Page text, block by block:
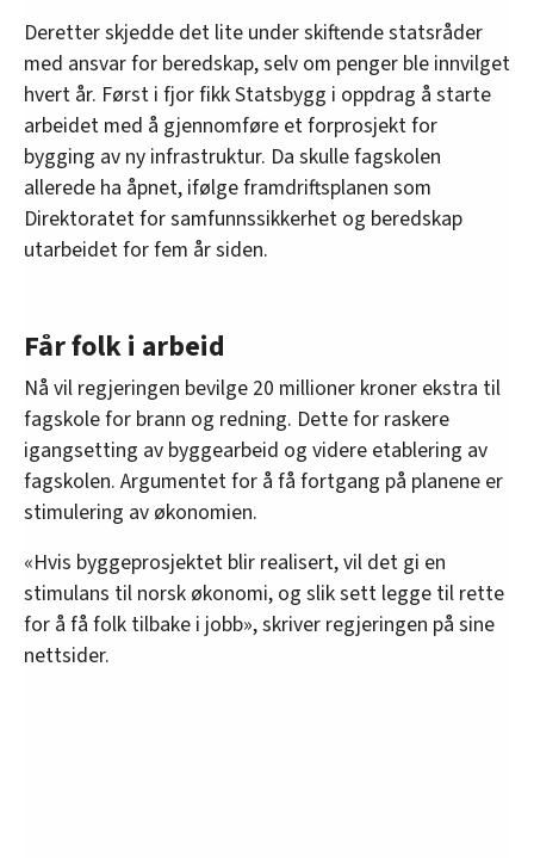
Deretter skjedde det lite under skiftende statsråder
med ansvar for beredskap, selv om penger ble innvilget
hvert år. Først i fjor fikk Statsbygg i oppdrag å starte
arbeidet med å gjennomføre et forprosjekt for
bygging av ny infrastruktur. Da skulle fagskolen
allerede ha åpnet, ifølge framdriftsplanen som
Direktoratet for samfunnssikkerhet og beredskap
utarbeidet for fem år siden.
Får folk i arbeid
Nå vil regjeringen bevilge 20 millioner kroner ekstra til
fagskole for brann og redning. Dette for raskere
igangsetting av byggearbeid og videre etablering av
fagskolen. Argumentet for å få fortgang på planene er
stimulering av økonomien.
«Hvis byggeprosjektet blir realisert, vil det gi en
stimulans til norsk økonomi, og slik sett legge til rette
for å få folk tilbake i jobb», skriver regjeringen på sine
nettsider.